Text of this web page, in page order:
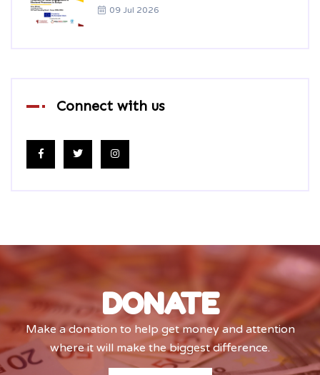
09 Jul 2026
Connect with us
DONATE
Make a donation to help get money and attention
where it will make the biggest difference.